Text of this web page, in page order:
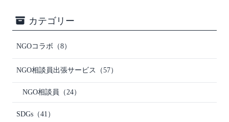
カテゴリー
NGOコラボ （8）
NGO相談員出張サービス （57）
NGO相談員 （24）
SDGs （41）